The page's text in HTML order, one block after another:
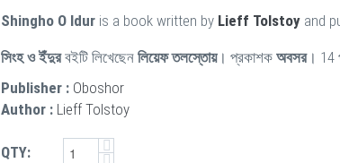
Shingho O Idur is a book written by Lieff Tolstoy and
সিংহ ও ইঁদুরবইটি লিখেছেন লিয়েফ তলস্তোয়। প্রকাশক অবসর। 14
Publisher : Oboshor
Author : Lieff Tolstoy
QTY: